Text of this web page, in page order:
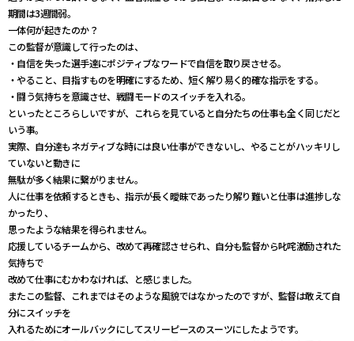
期間は3週間弱。
一体何が起きたのか？
この監督が意識して行ったのは、
・自信を失った選手達にポジティブなワードで自信を取り戻させる。
・やること、目指すものを明確にするため、短く解り易く的確な指示をする。
・闘う気持ちを意識させ、戦闘モードのスイッチを入れる。
といったところらしいですが、これらを見ていると自分たちの仕事も全く同じだと
いう事。
実際、自分達もネガティブな時には良い仕事ができないし、やることがハッキリし
ていないと動きに
無駄が多く結果に繋がりません。
人に仕事を依頼するときも、指示が長く曖昧であったり解り難いと仕事は進捗しな
かったり、
思ったような結果を得られません。
応援しているチームから、改めて再確認させられ、自分も監督から叱咤激励された
気持ちで
改めて仕事にむかわなければ、と感じました。
またこの監督、これまではそのような風貌ではなかったのですが、監督は敢えて自
分にスイッチを
入れるためにオールバックにしてスリーピースのスーツにしたようです。